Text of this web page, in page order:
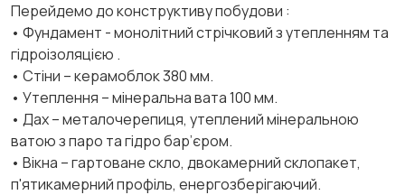
Перейдемо до конструктиву побудови :
• Фундамент - монолітний стрічковий з утепленням та
гідроізоляцією .
• Стіни – керамоблок 380 мм.
• Утеплення – мінеральна вата 100 мм.
• Дах – металочерепиця, утеплений мінеральною
ватою з паро та гідро бар’єром.
• Вікна – гартоване скло, двокамерний склопакет,
п'ятикамерний профіль, енергозберігаючий.